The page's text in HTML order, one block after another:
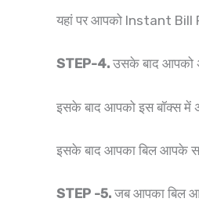
यहां पर आपको Instant Bill
STEP-4. उसके बाद आपको
इसके बाद आपको इस बॉक्स में
इसके बाद आपका बिल आपके
STEP -5. जब आपका बिल